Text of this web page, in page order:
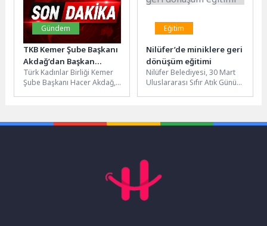
Gündem
TKB Kemer Şube Başkanı
Akdağ’dan Başkan
Topaloğlu’na ziyaret
Türk Kadınlar Birliği Kemer
Şube Başkanı Hacer Akdağ,
Eğitim
Nilüfer’de miniklere geri
dönüşüm eğitimi
Nilüfer Belediyesi, 30 Mart
Uluslararası Sıfır Atık Günü